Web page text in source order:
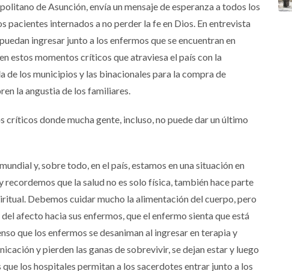
de Asunción, envía un mensaje de esperanza a todos los
pacientes internados a no perder la fe en Dios. En entrevista
ingresar junto a los enfermos que se encuentran en
estos momentos críticos que atraviesa el país con la
de los municipios y las binacionales para la compra de
la angustia de los familiares.
críticos donde mucha gente, incluso, no puede dar un último
y, sobre todo, en el país, estamos en una situación en
que la salud no es solo física, también hace parte
Debemos cuidar mucho la alimentación del cuerpo, pero
afecto hacia sus enfermos, que el enfermo sienta que está
que los enfermos se desaniman al ingresar en terapia y
y pierden las ganas de sobrevivir, se dejan estar y luego
los hospitales permitan a los sacerdotes entrar junto a los